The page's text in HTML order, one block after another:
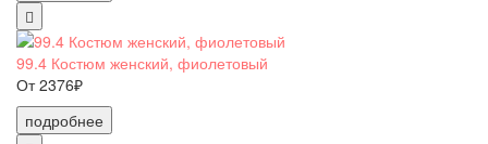
99.4 Костюм женский, фиолетовый
От 2376₽
подробнее